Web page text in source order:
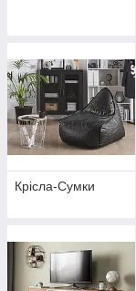
Крісла-Сумки